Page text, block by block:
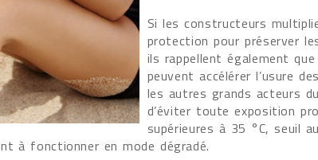
Si les constructeurs
protection pour préserver
ils rappellent également
peuvent accélérer l’usure
les autres grands acteurs
d’éviter toute exposition
supérieures à 35 °C, seuil
à fonctionner en mode dégradé.